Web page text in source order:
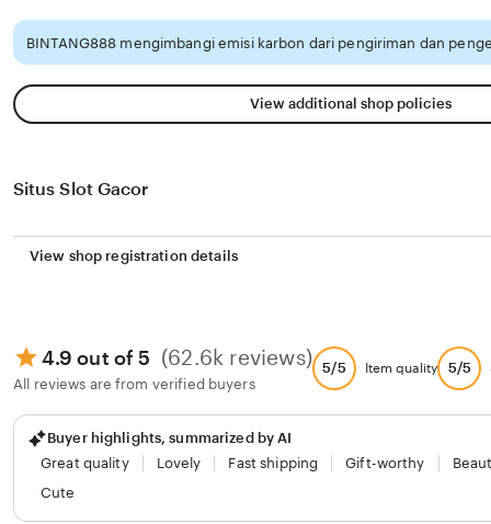
BINTANG888 mengimbangi emisi karbon dari pengiriman dan
View additional shop policies
Situs Slot Gacor
View shop registration details
4.9 out of 5 (62.6k reviews)
All reviews are from verified buyers
5/5 Item quality 5/5
Buyer highlights, summarized by AI
Great quality
Lovely Fast shipping Gift-worthy
Cute